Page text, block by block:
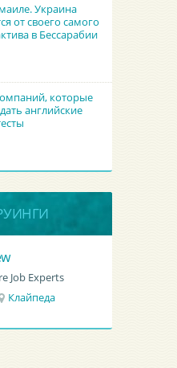
Украина
от своего самого
в Бессарабии
которые
английские
Job Experts
Клайпеда